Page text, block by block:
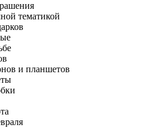
тематикой
и планшетов